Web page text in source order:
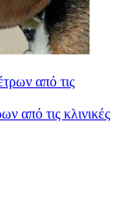
από τις κλινικές